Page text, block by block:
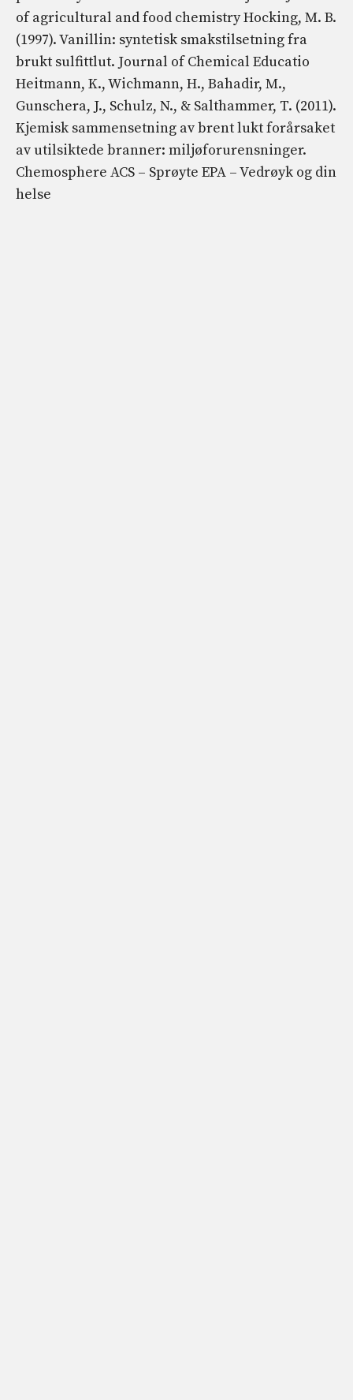
of agricultural and food chemistry Hocking, M. B.
(1997). Vanillin: syntetisk smakstilsetning fra
brukt sulfittlut. Journal of Chemical Educatio
Heitmann, K., Wichmann, H., Bahadir, M.,
Gunschera, J., Schulz, N., & Salthammer, T. (2011).
Kjemisk sammensetning av brent lukt forårsaket
av utilsiktede branner: miljøforurensninger.
Chemosphere ACS – Sprøyte EPA – Vedrøyk og din
helse